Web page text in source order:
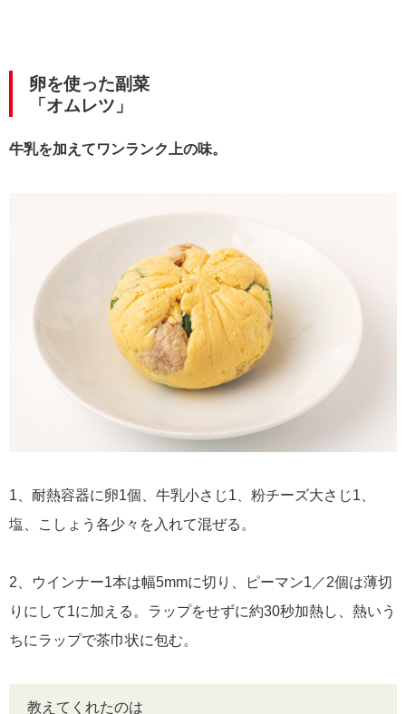
卵を使った副菜
「オムレツ」
牛乳を加えてワンランク上の味。
1、耐熱容器に卵1個、牛乳小さじ1、粉チーズ大さじ1、
塩、こしょう各少々を入れて混ぜる。
2、ウインナー1本は幅5mmに切り、ピーマン1／2個は薄切
りにして1に加える。ラップをせずに約30秒加熱し、熱いう
ちにラップで茶巾状に包む。
教えてくれたのは